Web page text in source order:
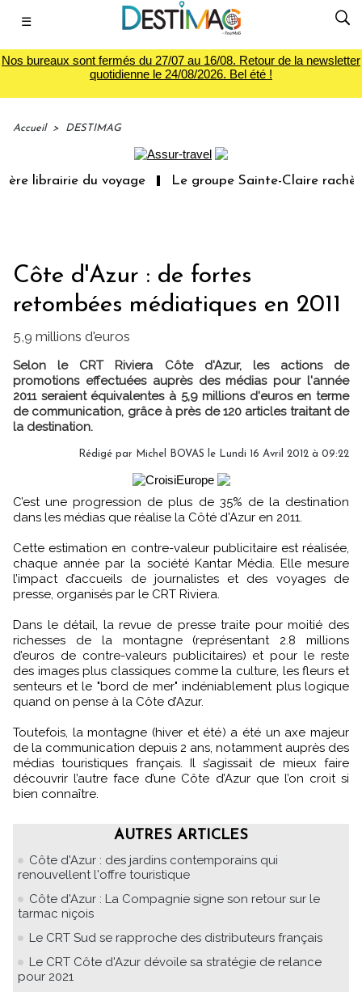
☰
Nos bureaux sont fermés du 27/07 au 16/08. Retour de la newsletter
quotidienne le 24/08/2026. Bel été !
Accueil > DESTIMAG
librairie du voyage Le groupe Sainte-Claire rachète
Côte d'Azur : de fortes
retombées médiatiques en 2011
5,9 millions d'euros
Selon le CRT Riviera Côte d'Azur, les actions de
promotions effectuées auprès des médias pour l'année
2011 seraient équivalentes à 5,9 millions d'euros en terme
de communication, grâce à près de 120 articles traitant de
la destination.
Rédigé par Michel BOVAS le Lundi 16 Avril 2012 à 09:22
C’est une progression de plus de 35% de la destination
dans les médias que réalise la Côté d'Azur en 2011.
Cette estimation en contre-valeur publicitaire est réalisée,
chaque année par la société Kantar Média. Elle mesure
l’impact d’accueils de journalistes et des voyages de
presse, organisés par le CRT Riviera.
Dans le détail, la revue de presse traite pour moitié des
richesses de la montagne (représentant 2.8 millions
d’euros de contre-valeurs publicitaires) et pour le reste
des images plus classiques comme la culture, les fleurs et
senteurs et le "bord de mer" indéniablement plus logique
quand on pense à la Côte d’Azur.
Toutefois, la montagne (hiver et été) a été un axe majeur
de la communication depuis 2 ans, notamment auprès des
médias touristiques français. Il s’agissait de mieux faire
découvrir l’autre face d’une Côte d’Azur que l’on croit si
bien connaître.
AUTRES ARTICLES
Côte d'Azur : des jardins contemporains qui
renouvellent l'offre touristique
Côte d'Azur : La Compagnie signe son retour sur le
tarmac niçois
Le CRT Sud se rapproche des distributeurs français
Le CRT Côte d'Azur dévoile sa stratégie de relance
pour 2021